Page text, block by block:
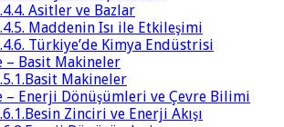
Asitler ve Bazlar
Maddenin Isı ile Etkileşimi
Türkiye’de Kimya Endüstrisi
– Basit Makineler
Makineler
– Enerji Dönüşümleri ve Çevre Bilimi
Zinciri ve Enerji Akışı